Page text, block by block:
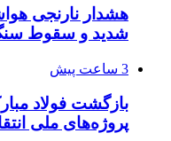
شدید و سقوط
3 ساعت پیش
بازگشت فولاد
پروژه‌های ملی